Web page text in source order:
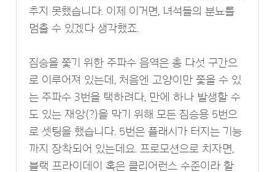
추지 못했습니다. 이제 이거면, 녀석들의 분뇨를
멈출 수 있겠다 생각했죠.
짐승을 쫓기 위한 주파수 음역은 총 다섯 구간으
로 이루어져 있는데, 처음엔 고양이만 쫓을 수 있
는 주파수 3번을 택하려다, 만에 하나 발생할 수
도 있는 재앙(?)을 막기 위해 모든 짐승용 5번으
로 셋팅을 했습니다. 5번은 플래시가 터지는 기능
까지 장착되어 있는데요. 프로모션으로 치자면,
블랙 프라이데이 혹은 클리어런스 수준이라 할